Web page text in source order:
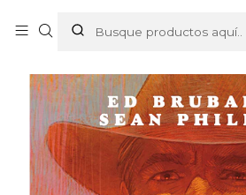
PULP - HOTEL DE LAS